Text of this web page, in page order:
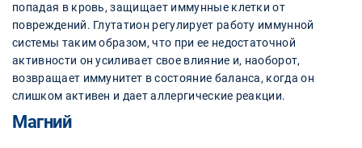
попадая в кровь, защищает иммунные клетки от
повреждений. Глутатион регулирует работу иммунной
системы таким образом, что при ее недостаточной
активности он усиливает свое влияние и, наоборот,
возвращает иммунитет в состояние баланса, когда он
слишком активен и дает аллергические реакции.
Магний